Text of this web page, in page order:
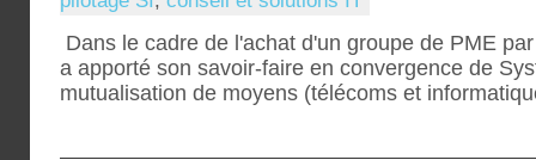
Dans le cadre de l'achat d'un groupe de PME
a apporté son savoir-faire en convergence de
mutualisation de moyens (télécoms et